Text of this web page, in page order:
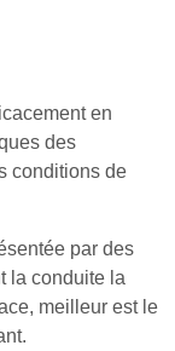
en
des
conditions de
par des
la conduite la
meilleur est le